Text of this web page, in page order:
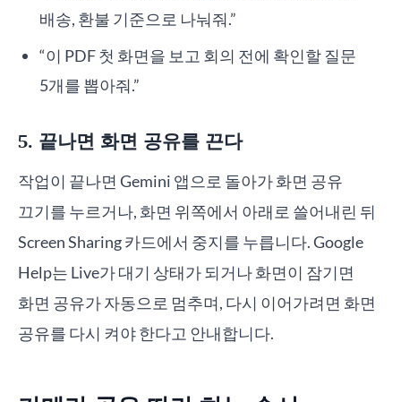
배송, 환불 기준으로 나눠줘.”
“이 PDF 첫 화면을 보고 회의 전에 확인할 질문
5개를 뽑아줘.”
5. 끝나면 화면 공유를 끈다
작업이 끝나면 Gemini 앱으로 돌아가 화면 공유
끄기를 누르거나, 화면 위쪽에서 아래로 쓸어내린 뒤
Screen Sharing 카드에서 중지를 누릅니다. Google
Help는 Live가 대기 상태가 되거나 화면이 잠기면
화면 공유가 자동으로 멈추며, 다시 이어가려면 화면
공유를 다시 켜야 한다고 안내합니다.